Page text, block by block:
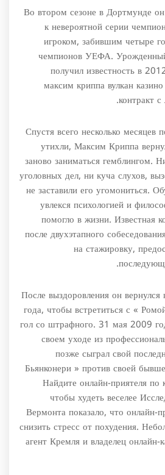
Во втором сезоне в Дортмунде
к невероятной серии
игроком, забившим четыре
чемпионов УЕФА.
получил известность в
максим криппа вулкан
контракт
Спустя всего несколько месяцев
утихли, Максим Криппа
заново заниматься гемблингом.
уголовных дел, ни куча слухов,
не заставили его угомониться.
увлекся психологией и
помогло в жизни. Известная
после двухэтапного
на стажировку,
После выздоровления он
года, чтобы встретиться с «
гол со штрафного. 31 мая 2009
своем уходе из
позже сыграл свой
Бьянконери » против своей
Найдите онлайн-приятеля по
чтобы худеть веселее
Вермонта показало, что онлайн-
снизить стресс от похудения.
агент Кремля и владелец